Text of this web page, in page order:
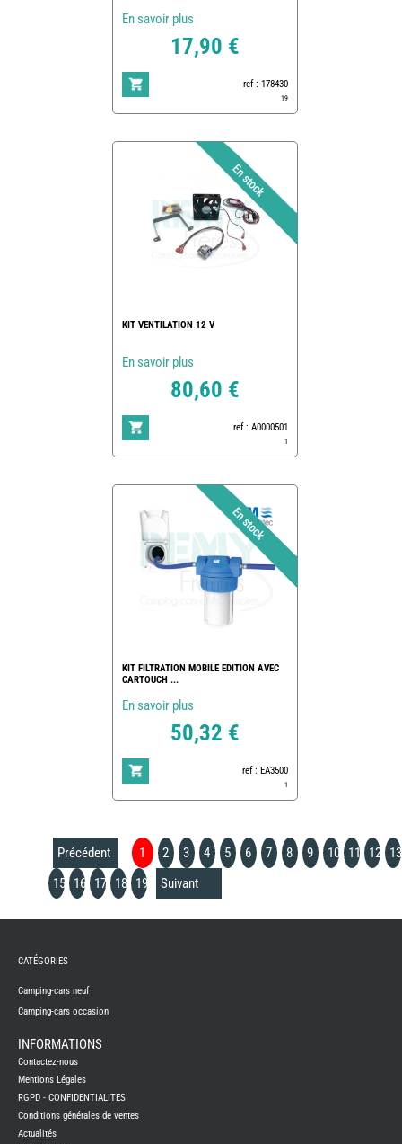
En savoir plus
17,90 €
ref : 178430
19
KIT VENTILATION 12 V
En savoir plus
80,60 €
ref : A0000501
1
KIT FILTRATION MOBILE EDITION AVEC
CARTOUCH ...
En savoir plus
50,32 €
ref : EA3500
1
Précédent 1 2 3 4 5 6 7 8 9 10 11 12
13
15
16 17 18 19 Suivant
CAMPING-
NEUFS
CAMPING-
CAMPING-
BENIMAR
CAMPING-
CARADO
CAMPING-
CATÉGORIES
Camping-cars neuf
Camping-cars occasion
INFORMATIONS
Contactez-nous
Mentions Légales
RGPD - CONFIDENTIALITES
Conditions générales de ventes
Actualités